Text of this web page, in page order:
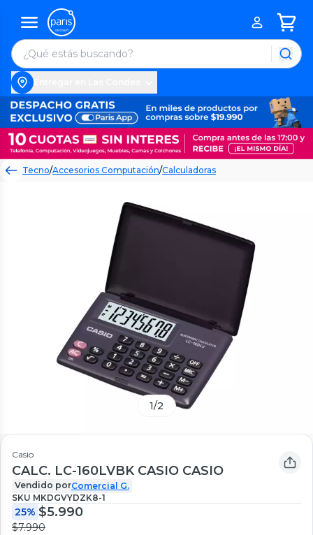
Tecno/Accesorios Computación/Calculadoras
1/2
Casio
CALC. LC-160LVBK CASIO CASIO
Vendido porComercial G.
SKU MKDGVYDZK8-1
25% $5.990
$7.990